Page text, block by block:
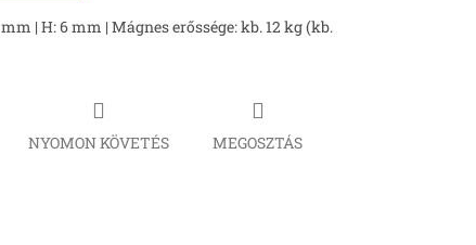
| H: 6 mm | Mágnes erőssége: kb. 12 kg (kb.
NYOMON KÖVETÉS MEGOSZTÁS